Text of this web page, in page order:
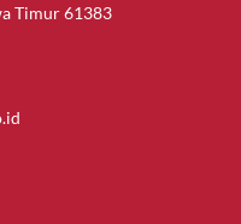
Timur 61383